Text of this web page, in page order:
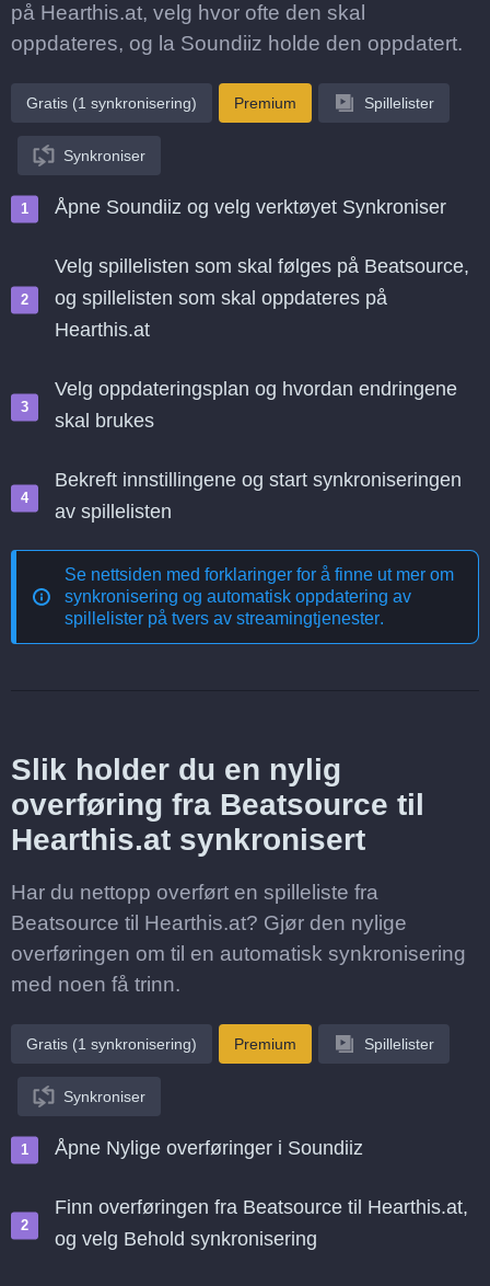
på Hearthis.at, velg hvor ofte den skal
oppdateres, og la Soundiiz holde den oppdatert.
Gratis (1 synkronisering) Premium Spillelister
Synkroniser
Åpne Soundiiz og velg verktøyet Synkroniser
Velg spillelisten som skal følges på Beatsource,
og spillelisten som skal oppdateres på
Hearthis.at
Velg oppdateringsplan og hvordan endringene
skal brukes
Bekreft innstillingene og start synkroniseringen
av spillelisten
Se nettsiden med forklaringer for å finne ut mer om
synkronisering og automatisk oppdatering av
spillelister på tvers av streamingtjenester.
Slik holder du en nylig
overføring fra Beatsource til
Hearthis.at synkronisert
Har du nettopp overført en spilleliste fra
Beatsource til Hearthis.at? Gjør den nylige
overføringen om til en automatisk synkronisering
med noen få trinn.
Gratis (1 synkronisering) Premium Spillelister
Synkroniser
Åpne Nylige overføringer i Soundiiz
Finn overføringen fra Beatsource til Hearthis.at,
og velg Behold synkronisering